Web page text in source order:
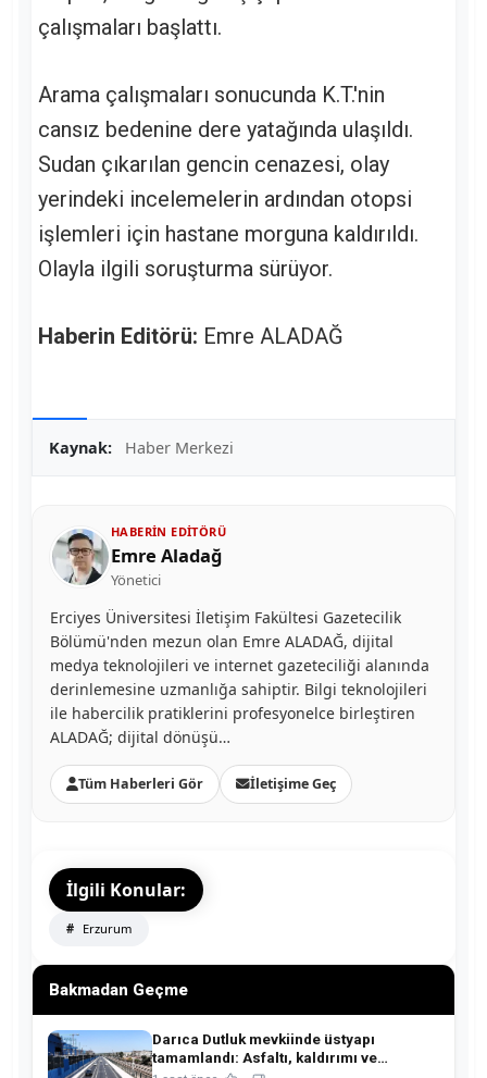
çalışmaları başlattı.
Arama çalışmaları sonucunda K.T.'nin
cansız bedenine dere yatağında ulaşıldı.
Sudan çıkarılan gencin cenazesi, olay
yerindeki incelemelerin ardından otopsi
işlemleri için hastane morguna kaldırıldı.
Olayla ilgili soruşturma sürüyor.
Haberin Editörü: Emre ALADAĞ
Kaynak: Haber Merkezi
HABERIN EDITÖRÜ
Emre Aladağ
Yönetici
Erciyes Üniversitesi İletişim Fakültesi Gazetecilik
Bölümü'nden mezun olan Emre ALADAĞ, dijital
medya teknolojileri ve internet gazeteciliği alanında
derinlemesine uzmanlığa sahiptir. Bilgi teknolojileri
ile habercilik pratiklerini profesyonelce birleştiren
ALADAĞ; dijital dönüşü…
Tüm Haberleri Gör İletişime Geç
İlgili Konular:
Erzurum
Bakmadan Geçme
Darıca Dutluk mevkiinde üstyapı
tamamlandı: Asfaltı, kaldırımı ve